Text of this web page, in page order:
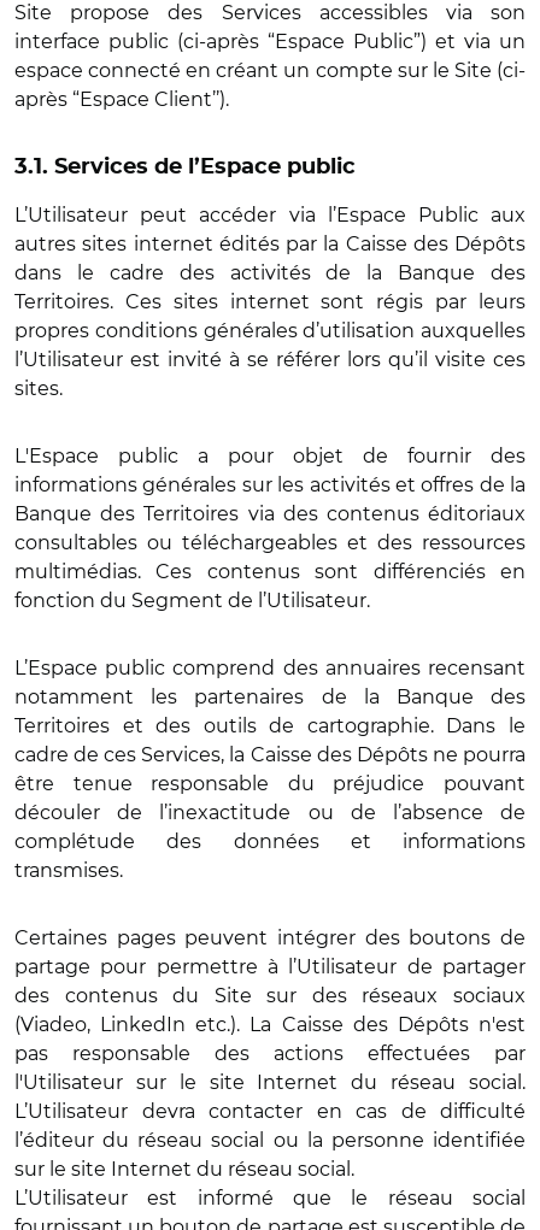
Site propose des Services accessibles via son
interface public (ci-après “Espace Public”) et via un
espace connecté en créant un compte sur le Site (ci-
après “Espace Client’’).
3.1. Services de l’Espace public
L’Utilisateur peut accéder via l’Espace Public aux
autres sites internet édités par la Caisse des Dépôts
dans le cadre des activités de la Banque des
Territoires. Ces sites internet sont régis par leurs
propres conditions générales d’utilisation auxquelles
l’Utilisateur est invité à se référer lors qu’il visite ces
sites.
L'Espace public a pour objet de fournir des
informations générales sur les activités et offres de la
Banque des Territoires via des contenus éditoriaux
consultables ou téléchargeables et des ressources
multimédias. Ces contenus sont différenciés en
fonction du Segment de l’Utilisateur.
L’Espace public comprend des annuaires recensant
notamment les partenaires de la Banque des
Territoires et des outils de cartographie. Dans le
cadre de ces Services, la Caisse des Dépôts ne pourra
être tenue responsable du préjudice pouvant
découler de l’inexactitude ou de l’absence de
complétude des données et informations
transmises.
Certaines pages peuvent intégrer des boutons de
partage pour permettre à l’Utilisateur de partager
des contenus du Site sur des réseaux sociaux
(Viadeo, LinkedIn etc.). La Caisse des Dépôts n'est
pas responsable des actions effectuées par
l'Utilisateur sur le site Internet du réseau social.
L’Utilisateur devra contacter en cas de difficulté
l’éditeur du réseau social ou la personne identifiée
sur le site Internet du réseau social.
L’Utilisateur est informé que le réseau social